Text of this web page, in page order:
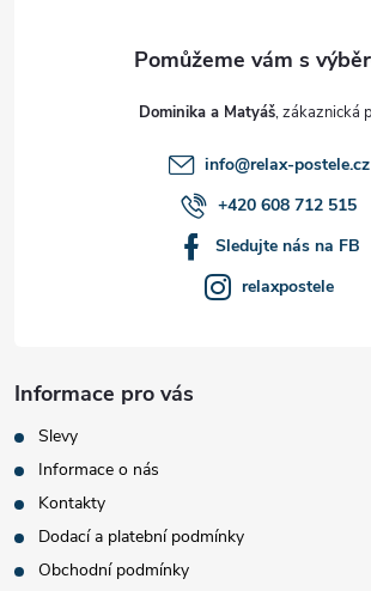
Dominika a Matyáš
info@relax-postele.cz
+420 608 712 515
Sledujte nás na FB
relaxpostele
Informace pro vás
Slevy
Informace o nás
Kontakty
Dodací a platební podmínky
Obchodní podmínky